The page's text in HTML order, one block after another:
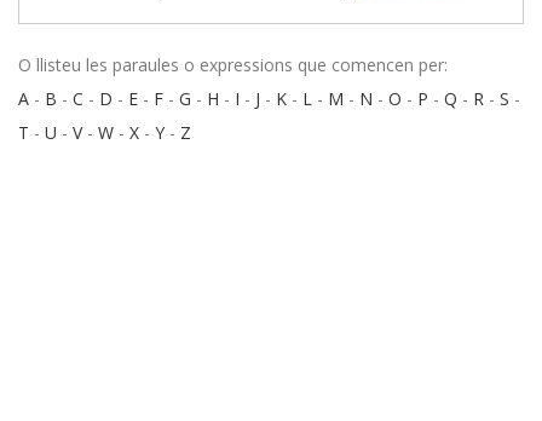
O llisteu les paraules o expressions que comencen per:
A - B - C - D - E - F - G - H - I - J - K - L - M - N - O - P - Q - R - S -
T - U - V- W - X - Y - Z